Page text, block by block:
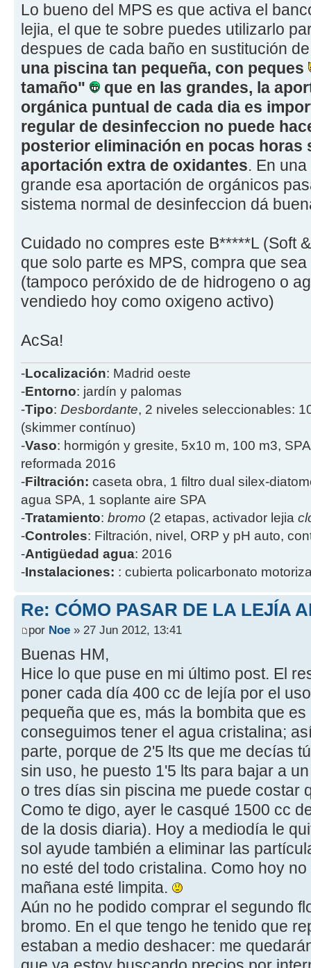
Lo bueno del MPS es que activa el
lejia, el que te sobre puedes utilizarlo
despues de cada baño en sustitución
una piscina tan pequeña, con peques
tamaño"
que en las grandes, la
orgánica puntual de cada dia es
regular de desinfeccion no puede
posterior eliminación en pocas horas
aportación extra de oxidantes. En
grande esa aportación de orgánicos
sistema normal de desinfeccion dá
Cuidado no compres este B*****L (Soft
que solo parte es MPS, compra que
(tampoco peróxido de de hidrogeno o
vendiedo hoy como oxigeno activo)
AcSa!
-Localización: Madrid oeste
-Entorno: jardín y palomas
-Tipo: Desbordante, 2 niveles seleccionables:
(skimmer contínuo)
-Vaso: hormigón y gresite, 5x10 m, 100 m3,
reformada 2016
-Filtración: caseta obra, 1 filtro dual silex-
agua SPA, 1 soplante aire SPA
-Tratamiento: bromo (2 etapas, activador lejia
-Controles: Filtración, nivel, ORP y pH auto,
-Antigüedad agua: 2016
-Instalaciones: : cubierta policarbonato
Re: CÓMO PASAR DE LA LEJÍA
por Noe » 27 Jun 2012, 13:41
Buenas HM,
Hice lo que puse en mi último post. El
poner cada día 400 cc de lejía por el
pequeña que es, más la bombita que
conseguimos tener el agua cristalina;
parte, porque de 2'5 lts que me decías
sin uso, he puesto 1'5 lts para bajar a
o tres días sin piscina me puede costar
Como te digo, ayer le casqué 1500 cc
de la dosis diaria). Hoy a mediodía le
sol ayude también a eliminar las
no esté del todo cristalina. Como hoy
mañana esté limpita.
Aún no he podido comprar el segundo
bromo. En el que tengo he tenido que
estaban a medio deshacer: me